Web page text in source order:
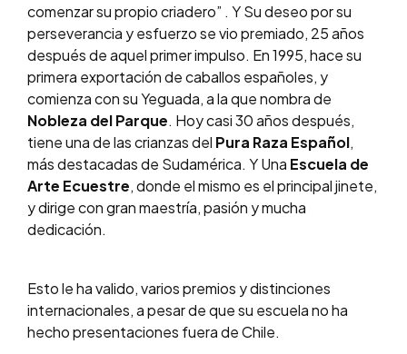
comenzar su propio criadero” . Y Su deseo por su
perseverancia y esfuerzo se vio premiado, 25 años
después de aquel primer impulso. En 1995, hace su
primera exportación de caballos españoles, y
comienza con su Yeguada, a la que nombra de
Nobleza del Parque. Hoy casi 30 años después,
tiene una de las crianzas del Pura Raza Español,
más destacadas de Sudamérica. Y Una Escuela de
Arte Ecuestre, donde el mismo es el principal jinete,
y dirige con gran maestría, pasión y mucha
dedicación.
Esto le ha valido, varios premios y distinciones
internacionales, a pesar de que su escuela no ha
hecho presentaciones fuera de Chile.